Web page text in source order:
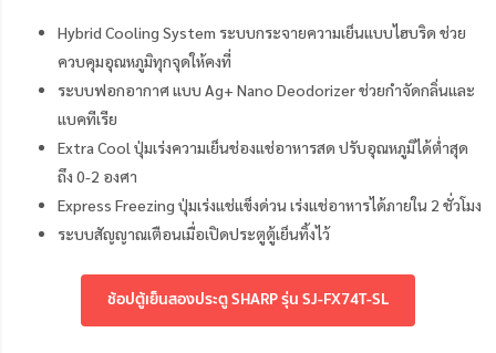
Hybrid Cooling System ระบบกระจายความเย็นแบบไฮบริด ช่วย
ควบคุมอุณหภูมิทุกจุดให้คงที่
ระบบฟอกอากาศ แบบ Ag+ Nano Deodorizer ช่วยกำจัดกลิ่นและ
แบคทีเรีย
Extra Cool ปุ่มเร่งความเย็นช่องแช่อาหารสด ปรับอุณหภูมิได้ต่ำสุด
ถึง 0-2 องศา
Express Freezing ปุ่มเร่งแช่แข็งด่วน เร่งแช่อาหารได้ภายใน 2 ชั่วโมง
ระบบสัญญาณเตือนเมื่อเปิดประตูตู้เย็นทิ้งไว้
ช้อปตู้เย็นสองประตู SHARP รุ่น SJ-FX74T-SL